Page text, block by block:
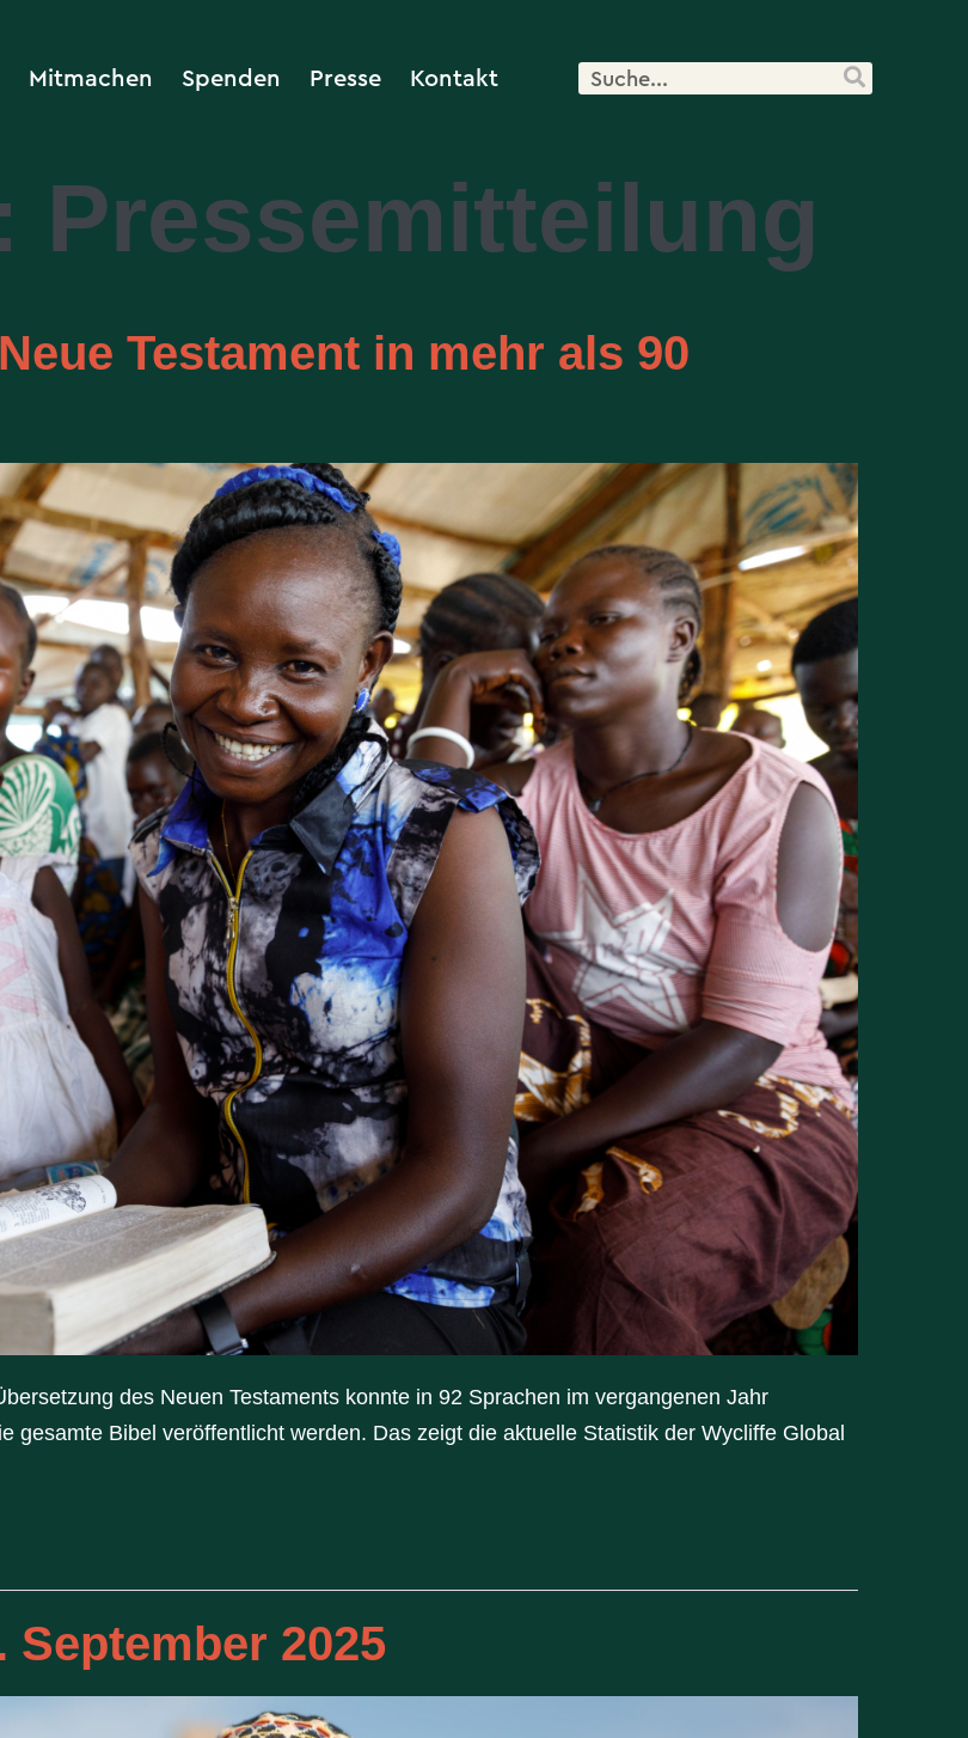
Mitmachen Spenden Presse Kontakt
Pressemitteilung
Testament in mehr als 90
des Neuen Testaments konnte in 92 Sprachen im vergangenen Jahr
gesamte Bibel veröffentlicht werden. Das zeigt die aktuelle Statistik der Wycliffe Global
September 2025